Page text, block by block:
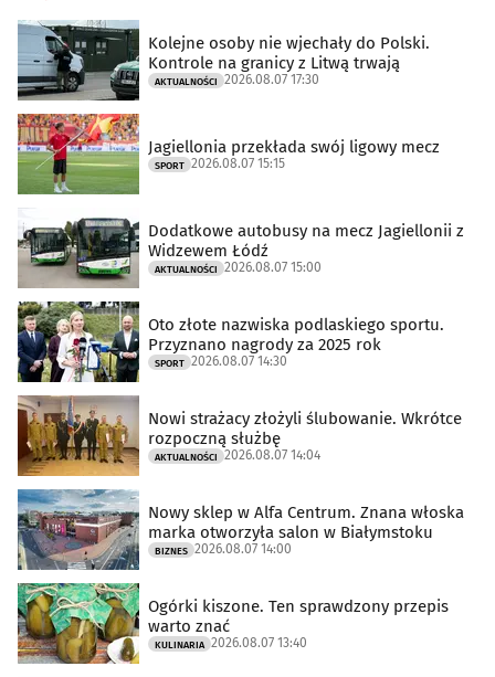
Kolejne osoby nie wjechały do Polski.
Kontrole na granicy z Litwą trwają
AKTUALNOŚCI 2026.08.07 17:30
Jagiellonia przekłada swój ligowy mecz
SPORT 2026.08.07 15:15
Dodatkowe autobusy na mecz Jagiellonii z
Widzewem Łódź
AKTUALNOŚCI 2026.08.07 15:00
Oto złote nazwiska podlaskiego sportu.
Przyznano nagrody za 2025 rok
SPORT 2026.08.07 14:30
Nowi strażacy złożyli ślubowanie. Wkrótce
rozpoczną służbę
AKTUALNOŚCI 2026.08.07 14:04
Nowy sklep w Alfa Centrum. Znana włoska
marka otworzyła salon w Białymstoku
BIZNES 2026.08.07 14:00
Ogórki kiszone. Ten sprawdzony przepis
warto znać
KULINARIA 2026.08.07 13:40